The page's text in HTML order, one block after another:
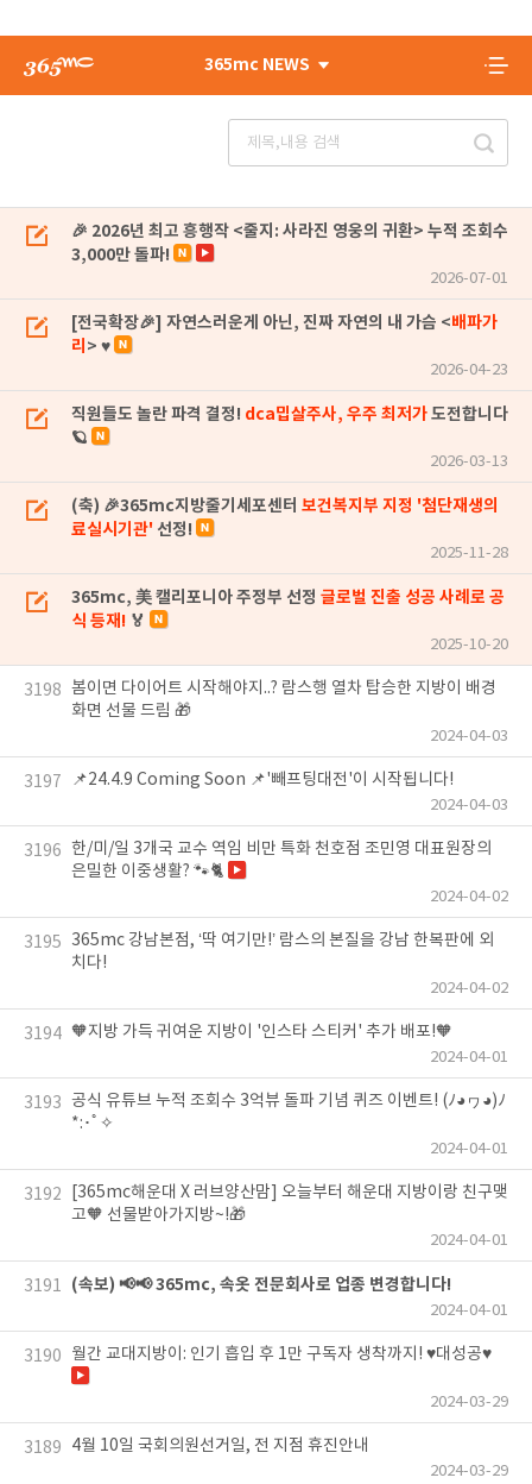
365mc NEWS
🎉 2026년 최고 흥행작 <줄지: 사라진 영웅의 귀환> 누적 조회수
3,000만 돌파!
2026-07-01
[전국확장🎉] 자연스러운게 아닌, 진짜 자연의 내 가슴 <배파가
리 > ♥
2026-04-23
직원들도 놀란 파격 결정! dca밉살주사, 우주 최저가도전합니다
🪐
2026-03-13
(축) 🎉365mc지방줄기세포센터 보건복지부 지정 '첨단재생의
료실시기관' 선정!
2025-11-28
365mc, 美 캘리포니아 주정부 선정 글로벌 진출 성공 사례로 공
식 등재! 🏅
2025-10-20
3198 봄이면 다이어트 시작해야지..? 람스행 열차 탑승한 지방이 배경
화면 선물 드림 🎁
2024-04-03
3197 📌24.4.9 Coming Soon 📌'빼프팅대전'이 시작됩니다!
2024-04-03
3196 한/미/일 3개국 교수 역임 비만 특화 천호점 조민영 대표원장의
은밀한 이중생활? 🐾🐈
2024-04-02
3195
365mc 강남본점, ‘딱 여기만!’ 람스의 본질을 강남 한복판에 외
치다!
2024-04-02
3194 🧡지방 가득 귀여운 지방이 '인스타 스티커' 추가 배포!🧡
2024-04-01
3193 공식 유튜브 누적 조회수 3억뷰 돌파 기념 퀴즈 이벤트! (ﾉ◕ヮ◕)ﾉ
*:･ﾟ✧
2024-04-01
3192
[365mc해운대 X 러브양산맘] 오늘부터 해운대 지방이랑 친구맺
고🧡 선물받아가지방~!🎁
2024-04-01
3191 (속보) 📢📢 365mc, 속옷 전문회사로 업종 변경합니다!
2024-04-01
3190 월간 교대지방이: 인기 흡입 후 1만 구독자 생착까지! ♥︎대성공♥︎
2024-03-29
3189 4월 10일 국회의원선거일, 전 지점 휴진안내
2024-03-29